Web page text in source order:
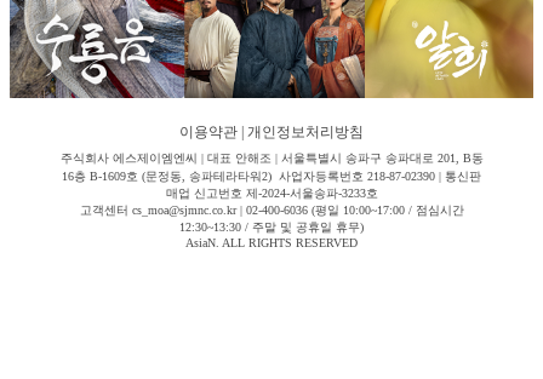
이용약관 개인정보처리방침
주식회사 에스제이엠엔씨 | 대표 안해조 | 서울특별시 송파구 송파대로 201, B동
16층 B-1609호 (문정동, 송파테라타워2) 사업자등록번호 218-87-02390 | 통신판
매업 신고번호 제-2024-서울송파-3233호
고객센터 cs_moa@sjmnc.co.kr | 02-400-6036 (평일 10:00~17:00 / 점심시간
12:30~13:30 / 주말 및 공휴일 휴무)
AsiaN. ALL RIGHTS RESERVED